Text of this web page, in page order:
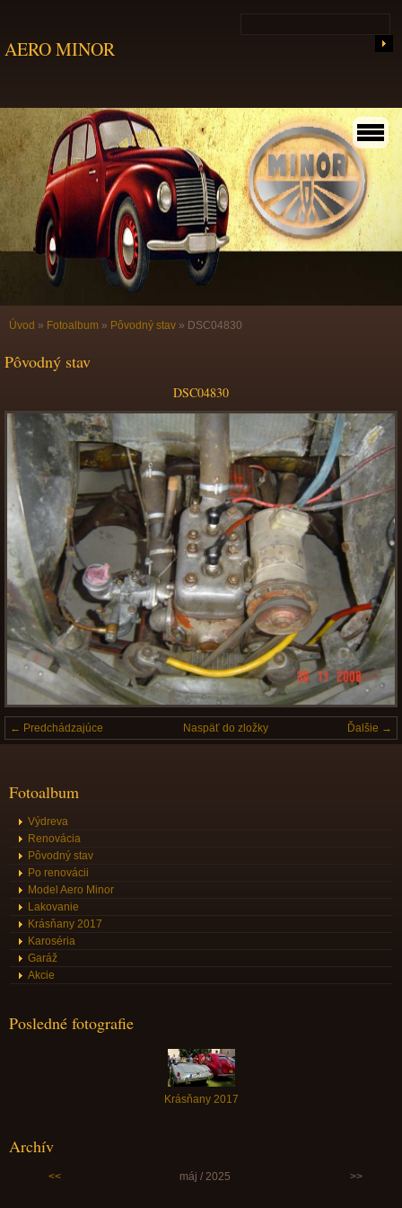
AERO MINOR
Úvod » Fotoalbum » Pôvodný stav » DSC04830
Pôvodný stav
DSC04830
← Predchádzajúce Ďalšie →
Naspäť do zložky
Fotoalbum
Výdreva
Renovácia
Pôvodný stav
Po renovácii
Model Aero Minor
Lakovanie
Krásňany 2017
Karoséria
Garáž
Akcie
Posledné fotografie
Krásňany 2017
Archív
<< máj / 2025 >>